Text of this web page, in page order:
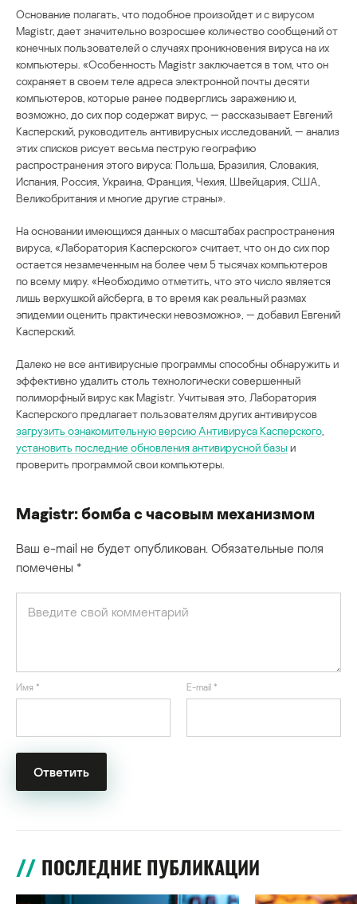
Основание полагать, что подобное произойдет и с вирусом
Magistr, дает значительно возросшее количество сообщений от
конечных пользователей о случаях проникновения вируса на их
компьютеры. «Особенность Magistr заключается в том, что он
сохраняет в своем теле адреса электронной почты десяти
компьютеров, которые ранее подверглись заражению и,
возможно, до сих пор содержат вирус, — рассказывает Евгений
Касперский, руководитель антивирусных исследований, — анализ
этих списков рисует весьма пеструю географию
распространения этого вируса: Польша, Бразилия, Словакия,
Испания, Россия, Украина, Франция, Чехия, Швейцария, США,
Великобритания и многие другие страны».
На основании имеющихся данных о масштабах распространения
вируса, «Лаборатория Касперского» считает, что он до сих пор
остается незамеченным на более чем 5 тысячах компьютеров
по всему миру. «Необходимо отметить, что это число является
лишь верхушкой айсберга, в то время как реальный размах
эпидемии оценить практически невозможно», — добавил Евгений
Касперский.
Далеко не все антивирусные программы способны обнаружить и
эффективно удалить столь технологически совершенный
полиморфный вирус как Magistr. Учитывая это, Лаборатория
Касперского предлагает пользователям других антивирусов
загрузить ознакомительную версию Антивируса Касперского
установить последние обновления антивирусной базы и
проверить программой свои компьютеры.
Magistr: бомба с часовым механизмом
Ваш e-mail не будет опубликован. Обязательные поля
помечены *
Имя * E-mail *
ПОСЛЕДНИЕ ПУБЛИКАЦИИ